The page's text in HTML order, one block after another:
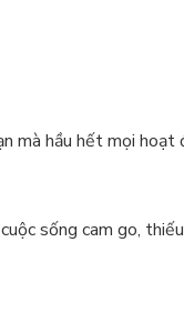
mà hầu hết mọi
sống cam go,